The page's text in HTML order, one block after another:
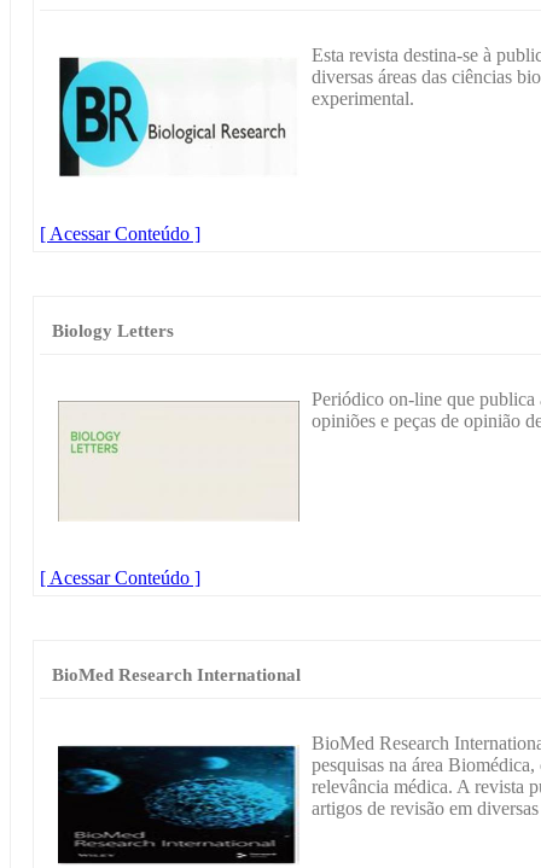
Esta revista destina-se à
diversas áreas das ciências
experimental.
[ Acessar Conteúdo ]
Biology Letters
Periódico on-line que publica
opiniões e peças de opinião
[ Acessar Conteúdo ]
BioMed Research International
BioMed Research
pesquisas na área
relevância médica. A revista
artigos de revisão em